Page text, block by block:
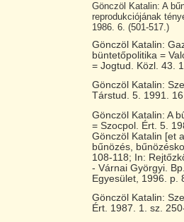
Gönczöl Katalin: A
reprodukciójának
1986. 6. (501-517.)
Gönczöl Katalin:
büntetőpolitika =
= Jogtud. Közl. 43.
Gönczöl Katalin:
Társtud. 5. 1991.
Gönczöl Katalin: A
= Szocpol. Ért. 5.
Gönczöl Katalin [et
bűnözés,
108-118; In:
- Várnai Györgyi.
Egyesület, 1996. p.
Gönczöl Katalin:
Ért. 1987. 1. sz.